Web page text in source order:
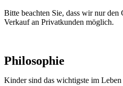
Bitte beachten Sie, dass wir nur
Verkauf an Privatkunden möglich.
Philosophie
Kinder sind das wichtigste im Leben